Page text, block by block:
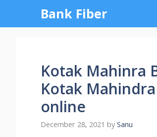
content
Bank Fiber
Kotak Mahinra
Kotak
online
December 28, 2021 by Sanu